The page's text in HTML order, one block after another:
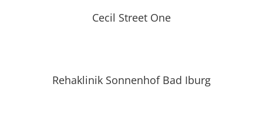
Cecil Street One
Rehaklinik Sonnenhof Bad Iburg